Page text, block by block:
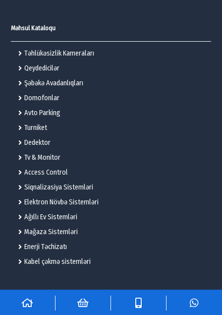
Məhsul Kataloqu
Təhlükəsizlik Kameraları
Qeydedicilər
Şəbəkə Avadanlıqları
Domofonlar
Avto Parking
Turniket
Dedektor
Tv & Monitor
Access Control
Siqnalizasiya Sistemləri
Elektron Növbə Sistemləri
Ağıllı Ev Sistemləri
Mağaza Sistemləri
Enerji Təchizatı
Kabel çəkmə sistemləri
© 2025 – Flame Technologies